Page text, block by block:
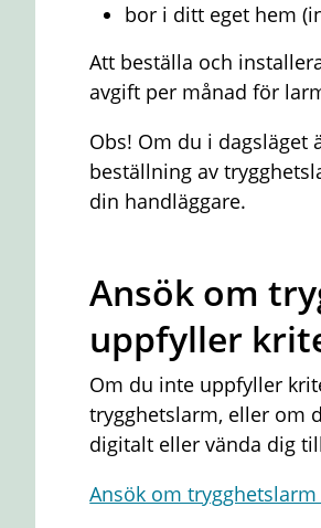
bor i ditt eget hem
Att beställa och
avgift per månad för
Obs! Om du i dagsläget
beställning av
din handläggare.
Ansök om
uppfyller
Om du inte uppfyller
trygghetslarm, eller om
digitalt eller vända dig
Ansök om